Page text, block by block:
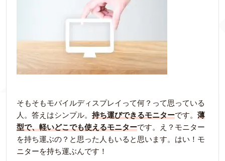
そもそもモバイルディスプレイって何？って思っている
人。答えはシンプル。 持ち運びできるモニターです。 薄
型で、軽いどこでも使えるモニターです。え？モニター
を持ち運ぶの？と思った人もいると思います。はい！モ
ニターを持ち運ぶんです！